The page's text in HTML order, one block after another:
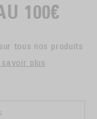
100€
tous nos produits
savoir plus